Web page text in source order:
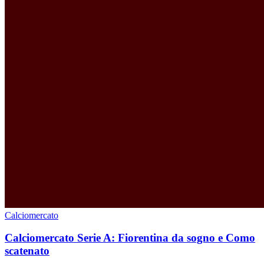
Calciomercato
Calciomercato Serie A: Fiorentina da sogno e Como
scatenato